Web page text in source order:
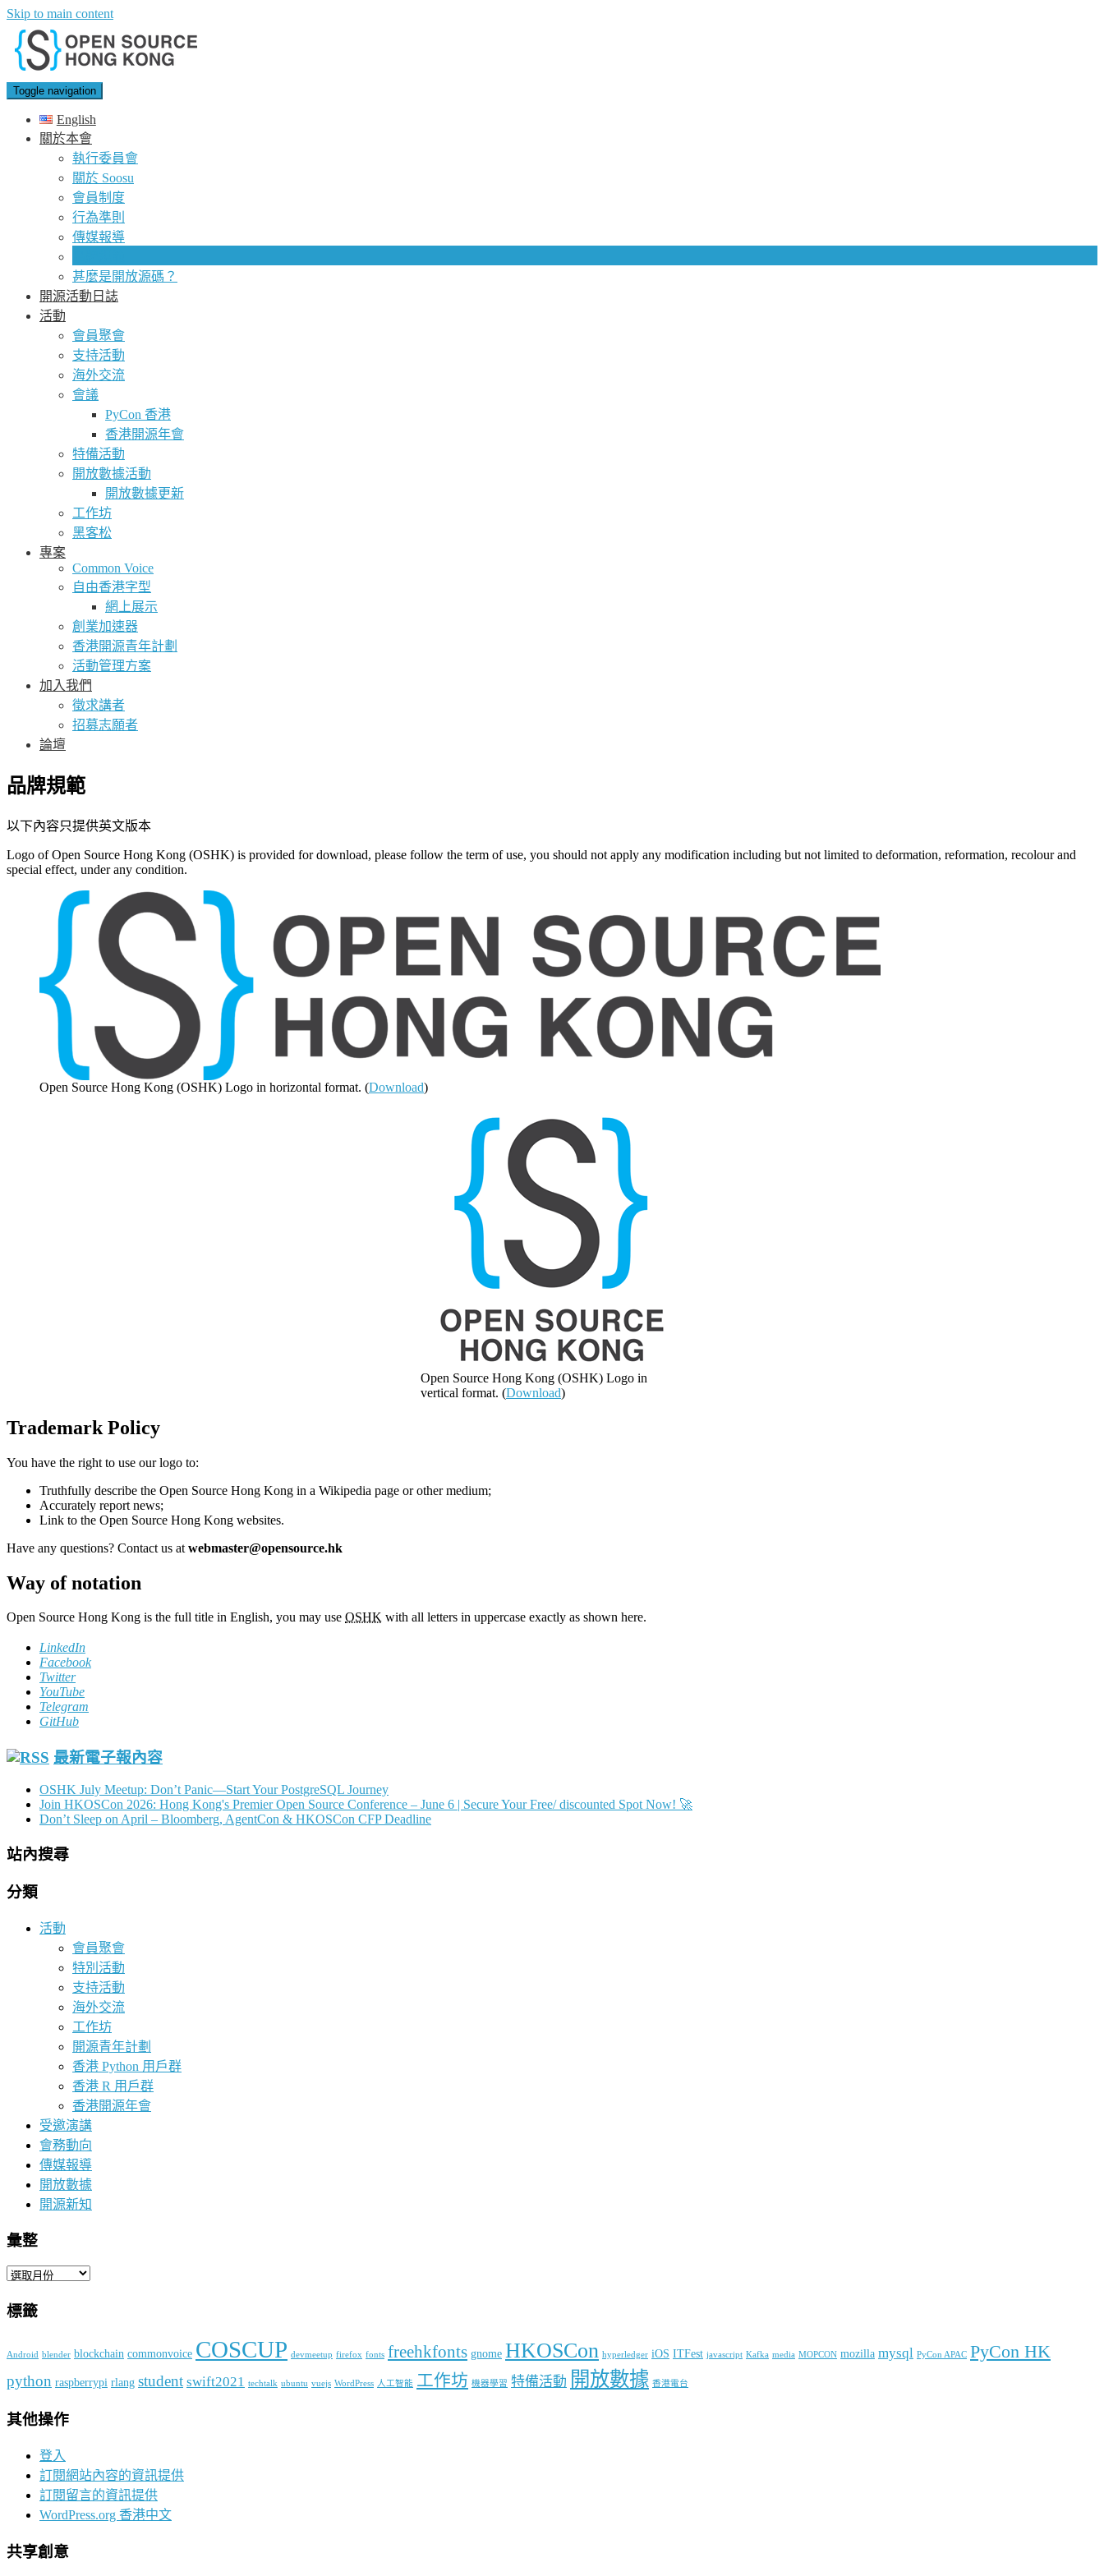
Skip to main content
Toggle navigation
English
關於本會
執行委員會
關於 Soosu
會員制度
行為準則
傳媒報導
甚麼是開放源碼？
開源活動日誌
活動
會員聚會
支持活動
海外交流
會議
PyCon 香港
香港開源年會
特備活動
開放數據活動
開放數據更新
工作坊
黑客松
專案
Common Voice
自由香港字型
網上展示
創業加速器
香港開源青年計劃
活動管理方案
加入我們
徵求講者
招募志願者
論壇
品牌規範
以下內容只提供英文版本
Logo of Open Source Hong Kong (OSHK) is provided for download, please follow the term of use, you should not apply any modification including but not limited to deformation, reformation, recolourand
special effect, under any condition.
Open Source Hong Kong (OSHK) Logo in horizontal format. (Download)
Open Source Hong Kong (OSHK) Logo in
vertical format. (Download)
Trademark Policy
You have the right to use our logo to:
Truthfully describe the Open Source Hong Kong in a Wikipedia page or other medium;
Accurately report news;
Link to the Open Source Hong Kong websites.
Have any questions? Contact us at webmaster@opensource.hk
Way of notation
Open Source Hong Kong is the full title in English, you may use OSHK with all letters in uppercase exactly as shown here.
LinkedIn
Facebook
Twitter
YouTube
Telegram
GitHub
最新電子報內容
OSHK July Meetup: Don’t Panic—Start Your PostgreSQL Journey
Join HKOSCon 2026: Hong Kong's Premier Open Source Conference – June 6 | Secure Your Free/ discounted Spot Now! 🚀
Don’t Sleep on April – Bloomberg, AgentCon & HKOSCon CFP Deadline
站內搜尋
分類
活動
會員聚會
特別活動
支持活動
海外交流
工作坊
開源青年計劃
香港 Python 用戶群
香港 R 用戶群
香港開源年會
受邀演講
會務動向
傳媒報導
開放數據
開源新知
彙整
彙
標籤
Android blender blockchain commonvoice COSCUP devmeetup firefox fonts freehkfonts gnome HKOSCon hyperledger iOS ITFest javascript Kafka media MOPCON mozilla mysql PyCon APAC PyCon HK
python raspberrypi rlang student swift2021 techtalk ubuntu vuejs WordPress 人工智能 工作坊 機器學習 特備活動 開放數據 香港電台
其他操作
登入
訂閱網站內容的資訊提供
訂閱留言的資訊提供
WordPress.org 香港中文
共享創意